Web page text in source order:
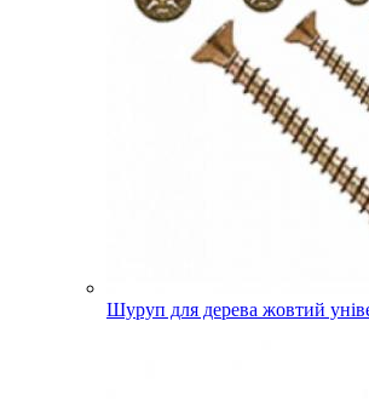
Шуруп для дерева жовтий